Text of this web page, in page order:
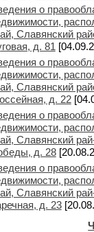
о
Славянский
д. 81
о
Славянский
д. 22
о
Славянский
д. 28
о
Славянский
д. 23